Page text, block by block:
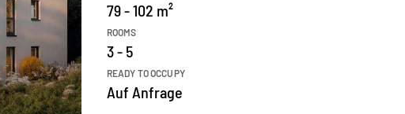
79 - 102 m²
ROOMS
3 - 5
READY TO OCCUPY
Auf Anfrage